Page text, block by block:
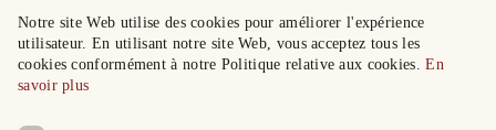
Notre site Web utilise des cookies pour améliorer l'expérience
utilisateur. En utilisant notre site Web, vous acceptez tous les
cookies conformément à notre Politique relative aux cookies.En
savoir plus